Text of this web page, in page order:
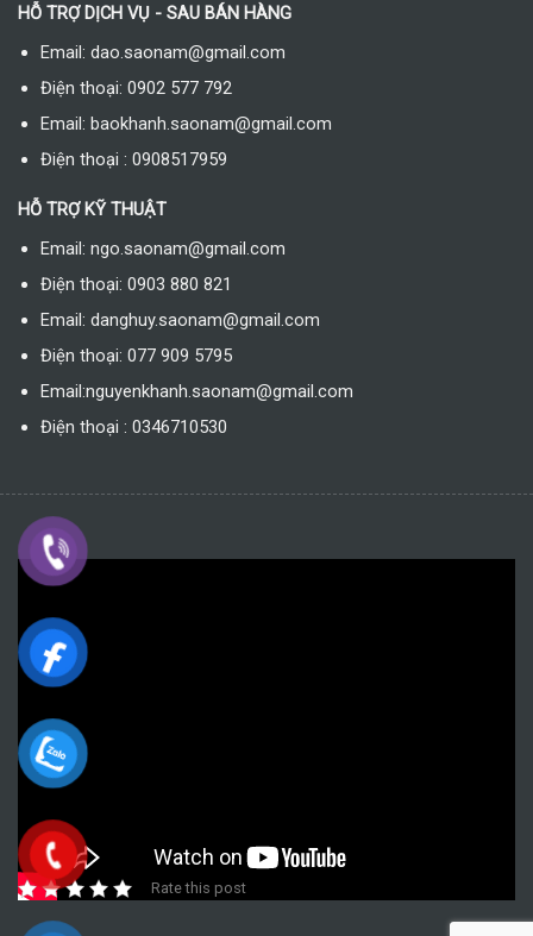
HỖ TRỢ DỊCH VỤ - SAU BÁN HÀNG
Email: dao.saonam@gmail.com
Điện thoại: 0902 577 792
Email: baokhanh.saonam@gmail.com
Điện thoại : 0908517959
HỖ TRỢ KỸ THUẬT
Email: ngo.saonam@gmail.com
Điện thoại: 0903 880 821
Email: danghuy.saonam@gmail.com
Điện thoại: 077 909 5795
Email:nguyenkhanh.saonam@gmail.com
Điện thoại : 0346710530
Rate this post